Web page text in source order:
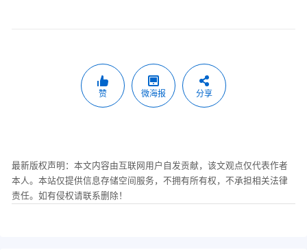
赞 微海报 分享
最新版权声明：本文内容由互联网用户自发贡献，该文观点仅代表作者
本人。本站仅提供信息存储空间服务，不拥有所有权，不承担相关法律
责任。如有侵权请联系删除！